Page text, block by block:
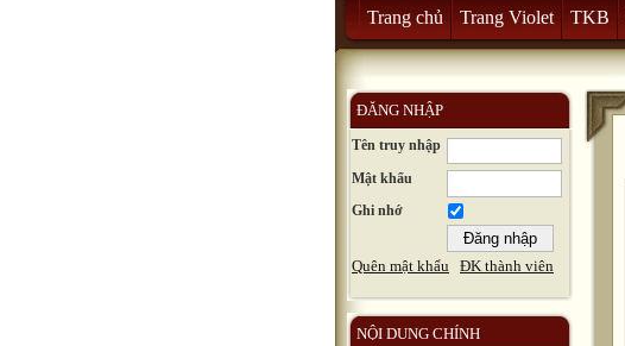
Trang chủ Trang Violet TKB
ĐĂNG NHẬP
Tên truy nhập
Mật khẩu
Ghi nhớ
Quên mật khẩu ĐK thành viên
NỘI DUNG CHÍNH